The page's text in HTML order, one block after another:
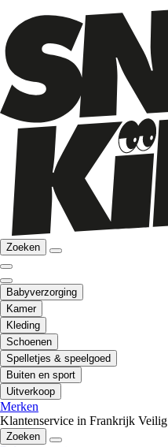
Zoeken
Babyverzorging
Kamer
Kleding
Schoenen
Spelletjes & speelgoed
Buiten en sport
Uitverkoop
Merken
Klantenservice in Frankrijk Veilig
Zoeken